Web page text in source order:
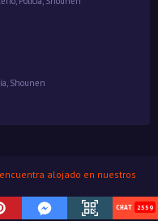
, Shounen
alojado en nuestros
2026
2559